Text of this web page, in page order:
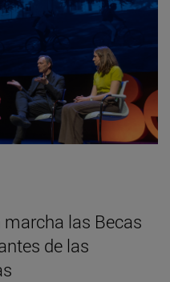
las Becas
de las